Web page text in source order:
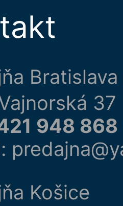
Bratislava
37
948
Košice